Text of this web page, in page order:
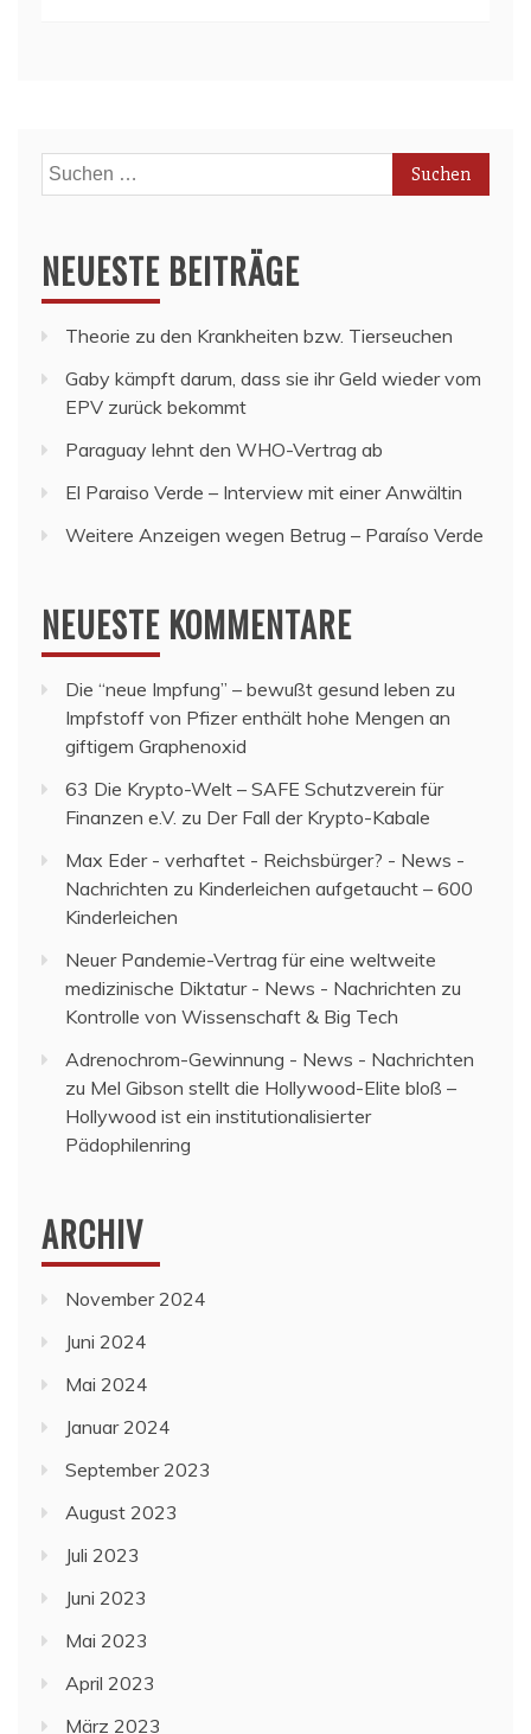
Suchen
nach:
NEUESTE BEITRÄGE
Theorie zu den Krankheiten bzw. Tierseuchen
Gaby kämpft darum, dass sie ihr Geld wieder vom
EPV zurück bekommt
Paraguay lehnt den WHO-Vertrag ab
El Paraiso Verde – Interview mit einer Anwältin
Weitere Anzeigen wegen Betrug – Paraíso Verde
NEUESTE KOMMENTARE
Die “neue Impfung” – bewußt gesund leben zu
Impfstoff von Pfizer enthält hohe Mengen an
giftigem Graphenoxid
63 Die Krypto-Welt – SAFE Schutzverein für
Finanzen e.V. zu Der Fall der Krypto-Kabale
Max Eder - verhaftet - Reichsbürger? - News -
Nachrichten zu Kinderleichen aufgetaucht – 600
Kinderleichen
Neuer Pandemie-Vertrag für eine weltweite
medizinische Diktatur - News - Nachrichten zu
Kontrolle von Wissenschaft & Big Tech
Adrenochrom-Gewinnung - News - Nachrichten
zu Mel Gibson stellt die Hollywood-Elite bloß –
Hollywood ist ein institutionalisierter
Pädophilenring
ARCHIV
November 2024
Juni 2024
Mai 2024
Januar 2024
September 2023
August 2023
Juli 2023
Juni 2023
Mai 2023
April 2023
März 2023